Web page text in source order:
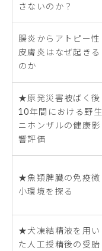
さないのか？
腸炎からアトピー性
皮膚炎はなぜ起きる
のか
★原発災害被ばく後
10年間における野生
ニホンザルの健康影
響評価
★魚類脾臓の免疫微
小環境を探る
★犬凍結精液を用い
た人工授精後の受胎